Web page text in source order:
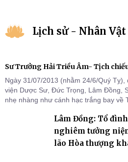
Lịch sử - Nhân Vật
Sư Trưởng Hải Triều Âm- Tịch
Ngày 31/07/2013 (nhằm 24/6/Quý
viện Dược Sư, Đức Trọng, Lâm Đồng,
nhẹ nhàng như cánh hạc trắng bay về
Lâm Đồng: Tổ
nghiêm tưởng
lão Hòa thượng